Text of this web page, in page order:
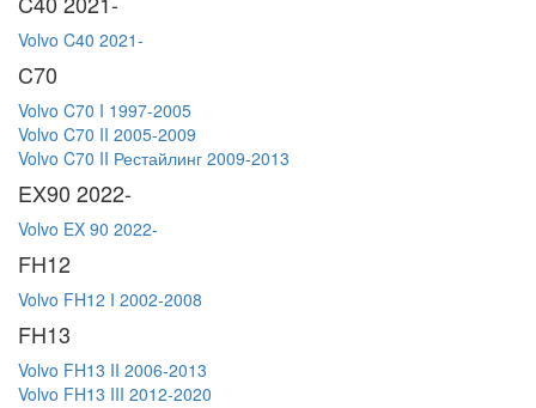
Volvo C40 2021-
C70
Volvo C70 I 1997-2005
Volvo C70 II 2005-2009
Volvo C70 II Рестайлинг 2009-2013
EX90 2022-
Volvo EX 90 2022-
FH12
Volvo FH12 I 2002-2008
FH13
Volvo FH13 II 2006-2013
Volvo FH13 III 2012-2020